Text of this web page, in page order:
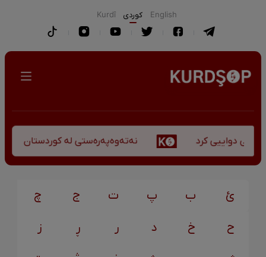
English كوردی Kurdî
دواییی کرد نەتەوەپەرەستی لە کوردستان -
ئ ب پ ت ج چ
ح خ د ر ڕ ز